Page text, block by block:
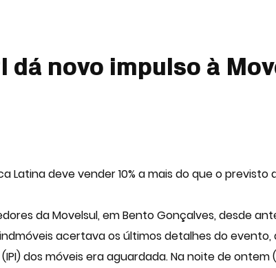
dá novo impulso à
Latina deve vender 10% a mais do que o
da Movelsul, em Bento Gonçalves, desde
acertava os últimos detalhes do
dos móveis era aguardada. Na noite de